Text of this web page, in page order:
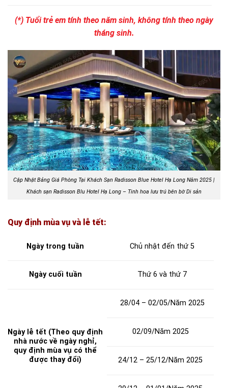
(*) Tuổi trẻ em tính theo năm sinh, không tính theo ngày
tháng sinh.
Cập Nhật Bảng Giá Phòng Tại Khách Sạn Radisson Blue Hotel Hạ Long Năm 2025 |
Khách sạn Radisson Blu Hotel Hạ Long – Tinh hoa lưu trú bên bờ Di sản
Quy định mùa vụ và lễ tết:
Ngày trong tuần Chủ nhật đến thứ 5
Ngày cuối tuần Thứ 6 và thứ 7
Ngày lễ tết (Theo quy định
nhà nước về ngày nghỉ,
quy định mùa vụ có thể
được thay đổi)
28/04 – 02/05/Năm 2025
02/09/Năm 2025
24/12 – 25/12/Năm 2025